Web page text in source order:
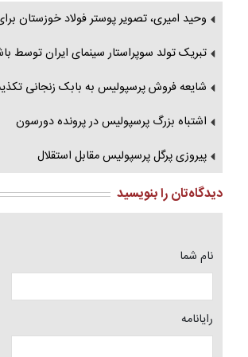
وحید امیری، تصویر پوستر فولاد خوزستان
تبریک تولد سوپراستار سینمای ایران توسط
شایعه فروش پرسپولیس به بابک زنجانی
اشتباه بزرگ پرسپولیس در پرونده دورسون
پیروزی پرگل پرسپولیس مقابل استقلال
دیدگاه‌تان را بنویسید
نام شما
رایانامه